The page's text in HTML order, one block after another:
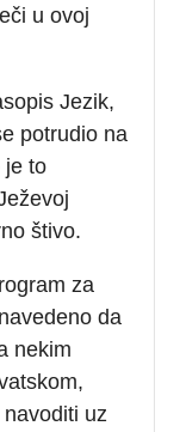
u ovoj
Jezik,
potrudio na
je to
štivo.
za
da
nekim
uz